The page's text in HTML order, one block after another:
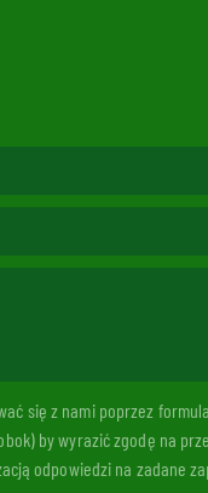
się z nami poprzez
by wyrazić zgodę na
odpowiedzi na zadane